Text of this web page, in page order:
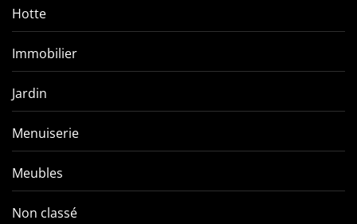
Hotte
Immobilier
Jardin
Menuiserie
Meubles
Non classé